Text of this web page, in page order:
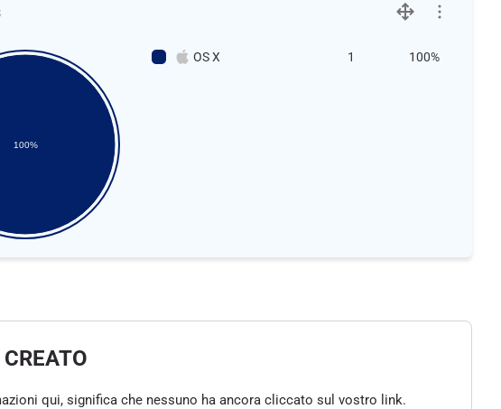
100%
OS X 1 100%
qui, significa che nessuno ha ancora cliccato sul vostro link.